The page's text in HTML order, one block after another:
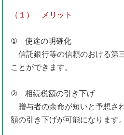
（１） メリット
① 使途の明確化
信託銀行等の信頼のおける第
ことができます。
② 相続税額の引き下げ
贈与者の余命が短いと予想さ
額の引き下げが可能になります。